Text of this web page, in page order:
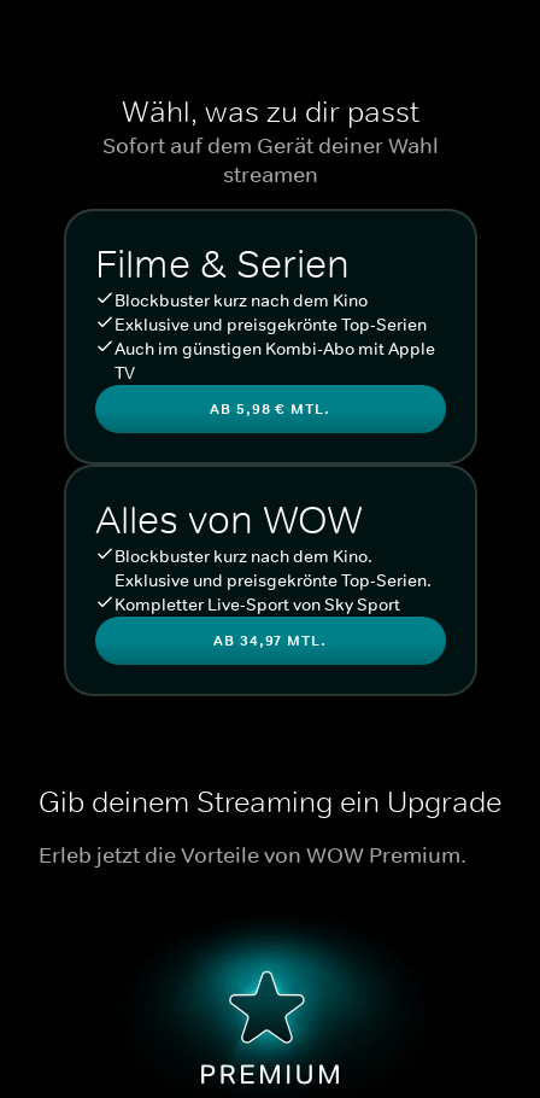
Wähl, was zu dir passt
Sofort auf dem Gerät deiner Wahl
streamen
Filme & Serien
Blockbuster kurz nach dem Kino
Exklusive und preisgekrönte Top-Serien
Auch im günstigen Kombi-Abo mit Apple
TV
AB 5,98 € MTL.
Alles von WOW
Blockbuster kurz nach dem Kino.
Exklusive und preisgekrönte Top-Serien.
Kompletter Live-Sport von Sky Sport
AB 34,97 MTL.
Gib deinem Streaming ein Upgrade
Erleb jetzt die Vorteile von WOW Premium.